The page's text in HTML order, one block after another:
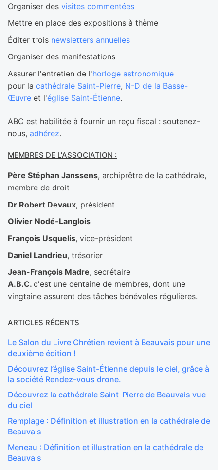
Organiser des visites commentées
Mettre en place des expositions à thème
Éditer trois newsletters annuelles
Organiser des manifestations
Assurer l'entretien de l'horloge astronomique
pour la cathédrale Saint-Pierre, N-D de la Basse-
Œuvre et l'église Saint-Étienne.
ABC est habilitée à fournir un reçu fiscal : soutenez-
nous, adhérez.
MEMBRES DE L'ASSOCIATION :
Père Stéphan Janssens, archiprêtre de la cathédrale,
membre de droit
Dr Robert Devaux, président
Olivier Nodé-Langlois
François Usquelis, vice-président
Daniel Landrieu, trésorier
Jean-François Madre, secrétaire
A.B.C. c'est une centaine de membres, dont une
vingtaine assurent des tâches bénévoles régulières.
ARTICLES RÉCENTS
Le Salon du Livre Chrétien revient à Beauvais pour une
deuxième édition !
Découvrez l’église Saint-Étienne depuis le ciel, grâce à
la société Rendez-vous drone.
Découvrez la cathédrale Saint-Pierre de Beauvais vue
du ciel
Remplage : Définition et illustration en la cathédrale de
Beauvais
Meneau : Définition et illustration en la cathédrale de
Beauvais